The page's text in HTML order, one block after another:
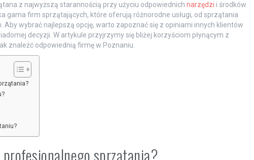
z najwyższą starannością przy użyciu odpowiednich narzędzi i środków
gama firm sprzątających, które oferują różnorodne usługi, od sprzątania
wybrać najlepszą opcję, warto zapoznać się z opiniami innych klientów
decyzji. W artykule przyjrzymy się bliżej korzyściom płynącym z
znaleźć odpowiednią firmę w Poznaniu.
sprzątania?